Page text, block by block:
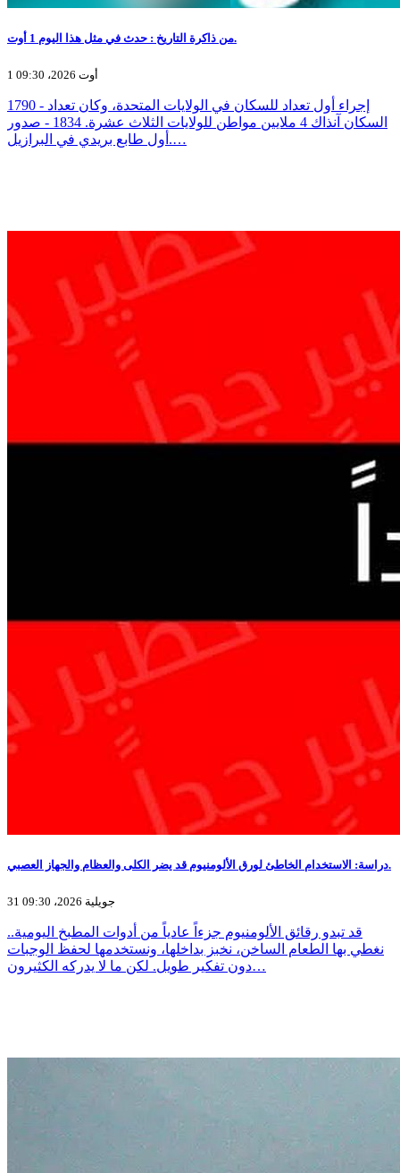
من ذاكرة التاريخ : حدث في مثل هذا اليوم 1 أوت.
1 أوت 2026، 09:30
1790 - إجراء أول تعداد للسكان في الولايات المتحدة، وكان تعداد
السكان آنذاك 4 ملايين مواطن للولايات الثلاث عشرة. 1834 - صدور
أول طابع بريدي في البرازيل.…
دراسة: الاستخدام الخاطئ لورق الألومنيوم قد يضر الكلى والعظام والجهاز العصبي.
31 جويلية 2026، 09:30
قد تبدو رقائق الألومنيوم جزءاً عادياً من أدوات المطبخ اليومية..
نغطي بها الطعام الساخن، نخبز بداخلها، ونستخدمها لحفظ الوجبات
دون تفكير طويل. لكن ما لا يدركه الكثيرون…